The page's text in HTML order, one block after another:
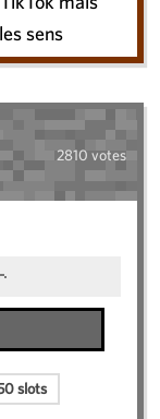
sens
2810 votes
slots